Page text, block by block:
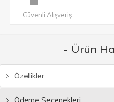
Güvenli Alışveriş
- Ürün
Özellikler
Ödeme Seçenekleri